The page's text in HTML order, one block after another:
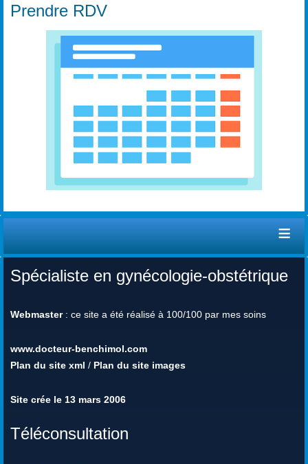
Prendre RDV
≡
Spécialiste en gynécologie-obstétrique
Webmaster: ce site a été réalisé à 100/100 par mes soins
www.docteur-benchimol.com
Plan du site xml / Plan du site images
Site crée le 13 mars 2006
Téléconsultation